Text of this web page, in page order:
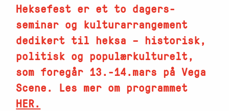
Heksefest er et to dagers-
seminar og kulturarrangement
dedikert til heksa – historisk,
politisk og populærkulturelt,
som foregår 13.-14.mars på Vega
Scene. Les mer om programmet
HER.